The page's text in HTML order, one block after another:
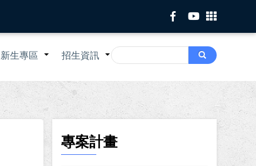
Search
Search
+
新生專區 +
招生資訊
專案計畫